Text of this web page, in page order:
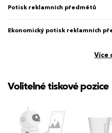
Potisk reklamních předmětů
Ekonomický potisk reklamních
Více
Volitelné tiskové pozice